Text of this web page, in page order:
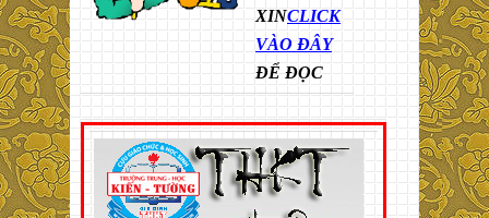
XINCLICK
VÀO ĐÂY
ĐỂ ĐỌC